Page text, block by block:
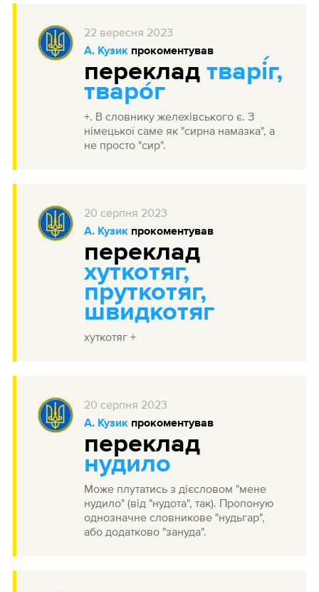
22 вересня 2023
А. Кузикпрокоментував
переклад тварі́г,
тваро́г
+. В словнику желехівського є. З
німецької саме як "сирна намазка", а
не просто "сир".
20 серпня 2023
А. Кузикпрокоментував
переклад
хуткотяг,
пруткотяг,
швидкотяг
хуткотяг +
20 серпня 2023
А. Кузикпрокоментував
переклад
нудило
Може плутатись з дієсловом "мене
нудило" (від "нудота", так). Пропоную
однозначне словникове "нудьгар",
або додатково "зануда".